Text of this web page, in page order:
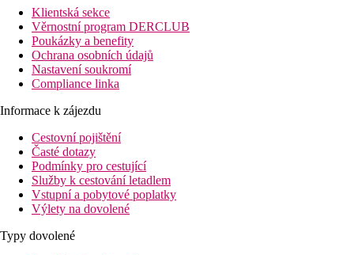
Klientská sekce
Věrnostní program DERCLUB
Poukázky a benefity
Ochrana osobních údajů
Nastavení soukromí
Compliance linka
Informace k zájezdu
Cestovní pojištění
Časté dotazy
Podmínky pro cestující
Služby k cestování letadlem
Vstupní a pobytové poplatky
Výlety na dovolené
Typy dovolené